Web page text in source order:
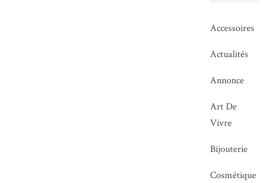
Accessoires
Actualités
Annonce
Art De
Vivre
Bijouterie
Cosmétique